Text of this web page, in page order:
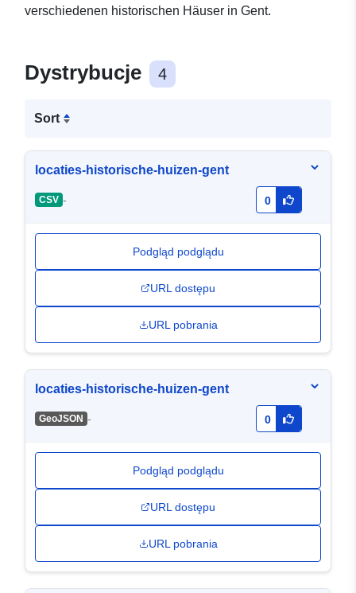
verschiedenen historischen Häuser in Gent.
Dystrybucje 4
Sort
locaties-historische-huizen-gent
CSV - 0
Podgląd podglądu
URL dostępu
URL pobrania
locaties-historische-huizen-gent
GeoJSON - 0
Podgląd podglądu
URL dostępu
URL pobrania